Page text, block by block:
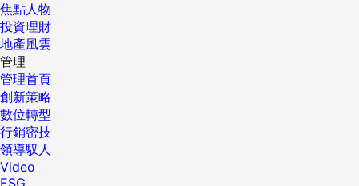
焦點人物
投資理財
地產風雲
管理
管理首頁
創新策略
數位轉型
行銷密技
領導馭人
Video
ESG